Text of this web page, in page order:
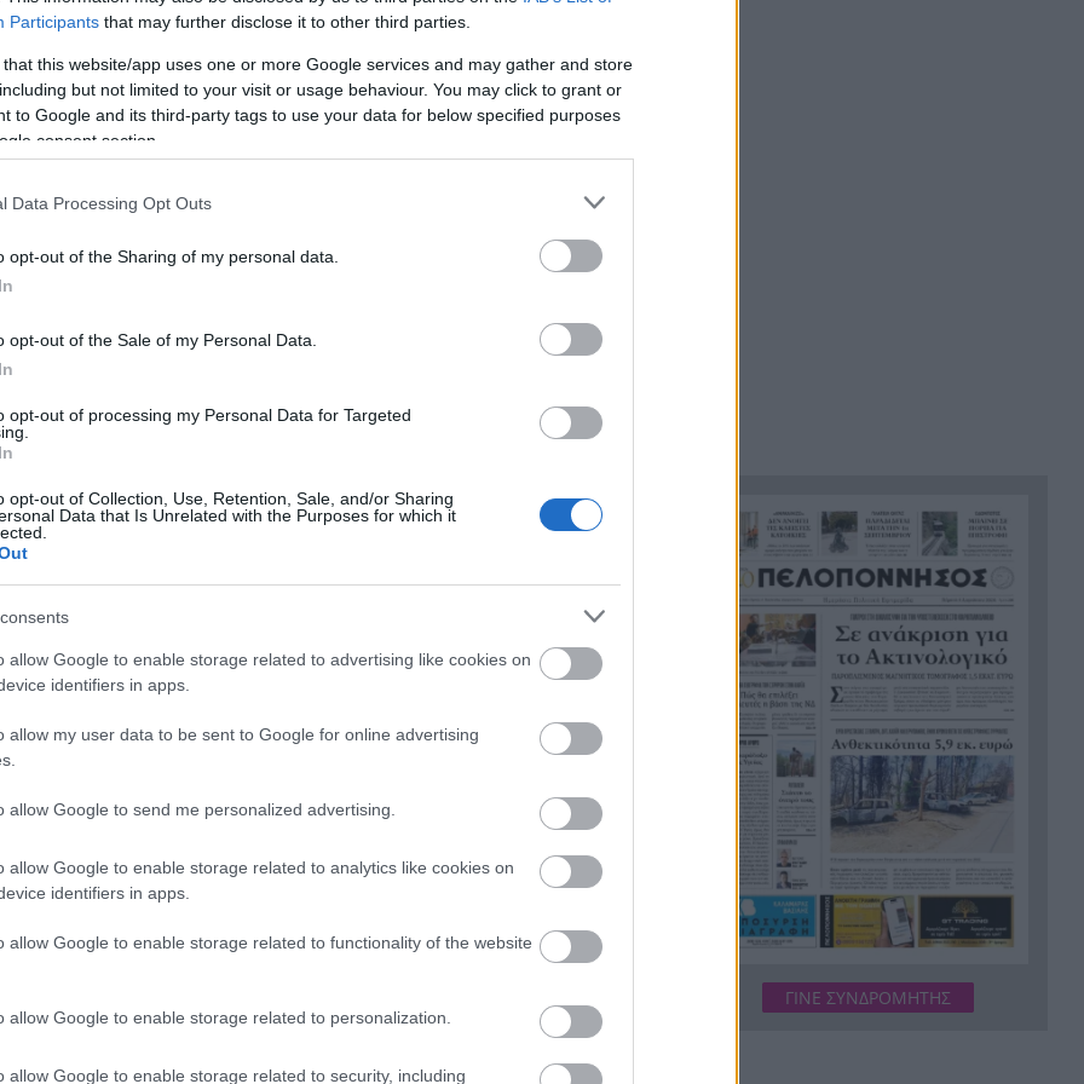
Participants that may further disclose it to other third parties.
that this website/app uses one or more Google services and may gather and store
but not limited to your visit or usage behaviour. You may click to grant or
to Google and its third-party tags to use your data for below specified purposes
consent section.
Data Processing Opt Outs
opt-out of the Sharing of my personal data.
opt-out of the Sale of my Personal Data.
opt-out of processing my Personal Data for Targeted
opt-out of Collection, Use, Retention, Sale, and/or Sharing
Data that Is Unrelated with the Purposes for which it
allow Google to enable storage related to advertising like cookies on
identifiers in apps.
allow my user data to be sent to Google for online advertising
allow Google to send me personalized advertising.
allow Google to enable storage related to analytics like cookies on
identifiers in apps.
allow Google to enable storage related to functionality of the website
allow Google to enable storage related to personalization.
allow Google to enable storage related to security, including
της υπαίθρου και τη συνέχιση της παραδοσιακής κτηνοτροφίας
προχωρήσει άμεσα στις απαραίτητες παρεμβάσεις.
δίκτυο φωτεινής σηματοδότησης
Δυτικής Ελλάδας έχει πληγεί ιδιαίτερα από την ευλογιά των
στο πλαίσιο της αντιμετώπισης της εξάπλωσης του νοσήματος και
επαγγελματική δραστηριότητα για μεγάλο χρονικό διάστημα.
την περίοδο, έχει εφαρμόσει όλα τα προβλεπόμενα μέτρα και τις
πόρους, προσωπικό και οικονομικά
στους κτηνοτρόφους, αναδεικνύοντας τα προβλήματα
κοινωνίας.
για τα οποία το Υπουργείο ανταποκρίθηκε ουσιαστικά, όπως η
κτηνοτρόφων, η αναπλήρωση του χαμένου εισοδήματος, η
των ζώων, καθώς και η διασφάλιση του ακατάσχετου
λέει ο δικηγόρος του
14:15 Το μυστήριο με τον
Μοτζτάμπα Χαμενεΐ: Η
«σκοτεινή» συνάντηση με τον
πρόεδρο του Ιράν που
φουντώνει τα σενάρια
Υπόθεση δολοφονίας
Ελίζαμπεθ Ρος:
Προφυλακίστηκε ο 28χρονος
Αφγανός – Η κατάθεση της
συζύγου του που «φώτισε» τις
έρευνες
13:56 Μητσοτάκης: Στο επίκεντρο η
βιομηχανία – Νέο σχέδιο με
επενδύσεις, ενέργεια και
5ο Νυχτερινός Ημιμαραθώνιος
ΓΙΝΕ ΣΥΝΔΡΟΜΗΤΗΣ